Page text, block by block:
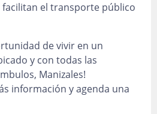
el transporte público
de vivir en un
y con todas las
Manizales!
información y agenda una